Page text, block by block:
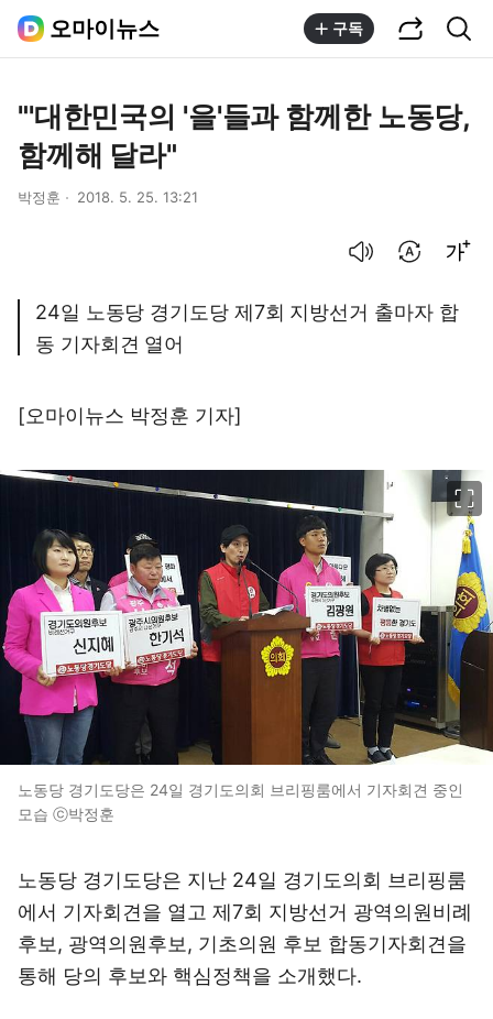
오마이뉴스 구독
"'대한민국의 '을'들과 함께한 노동당,
함께해 달라"
박정훈 2018. 5. 25. 13:21
24일 노동당 경기도당 제7회 지방선거 출마자 합
동 기자회견 열어
[오마이뉴스 박정훈 기자]
노동당 경기도당은 24일 경기도의회 브리핑룸에서 기자회견 중인
모습 ⓒ박정훈
노동당 경기도당은 지난 24일 경기도의회 브리핑룸
에서 기자회견을 열고 제7회 지방선거 광역의원비례
후보, 광역의원후보, 기초의원 후보 합동기자회견을
통해 당의 후보와 핵심정책을 소개했다.